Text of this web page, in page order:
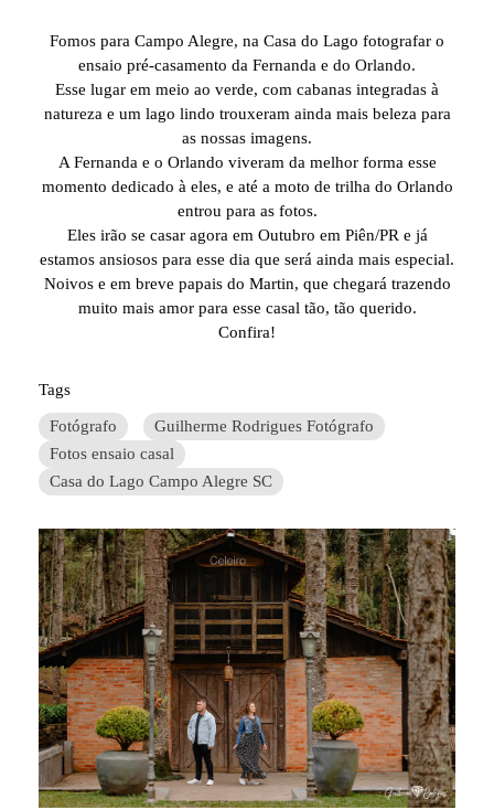
Fomos para Campo Alegre, na Casa do Lago fotografar o
ensaio pré-casamento da Fernanda e do Orlando.
Esse lugar em meio ao verde, com cabanas integradas à
natureza e um lago lindo trouxeram ainda mais beleza para
as nossas imagens.
A Fernanda e o Orlando viveram da melhor forma esse
momento dedicado à eles, e até a moto de trilha do Orlando
entrou para as fotos.
Eles irão se casar agora em Outubro em Piên/PR e já
estamos ansiosos para esse dia que será ainda mais especial.
Noivos e em breve papais do Martin, que chegará trazendo
muito mais amor para esse casal tão, tão querido.
Confira!
Tags
Fotógrafo
Guilherme Rodrigues Fotógrafo
Fotos ensaio casal
Casa do Lago Campo Alegre SC